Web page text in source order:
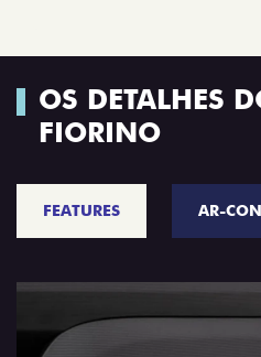
OS DETALHES
FIORINO
FEATURES AR-